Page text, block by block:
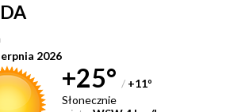
2026
+25° / +11°
Słonecznie